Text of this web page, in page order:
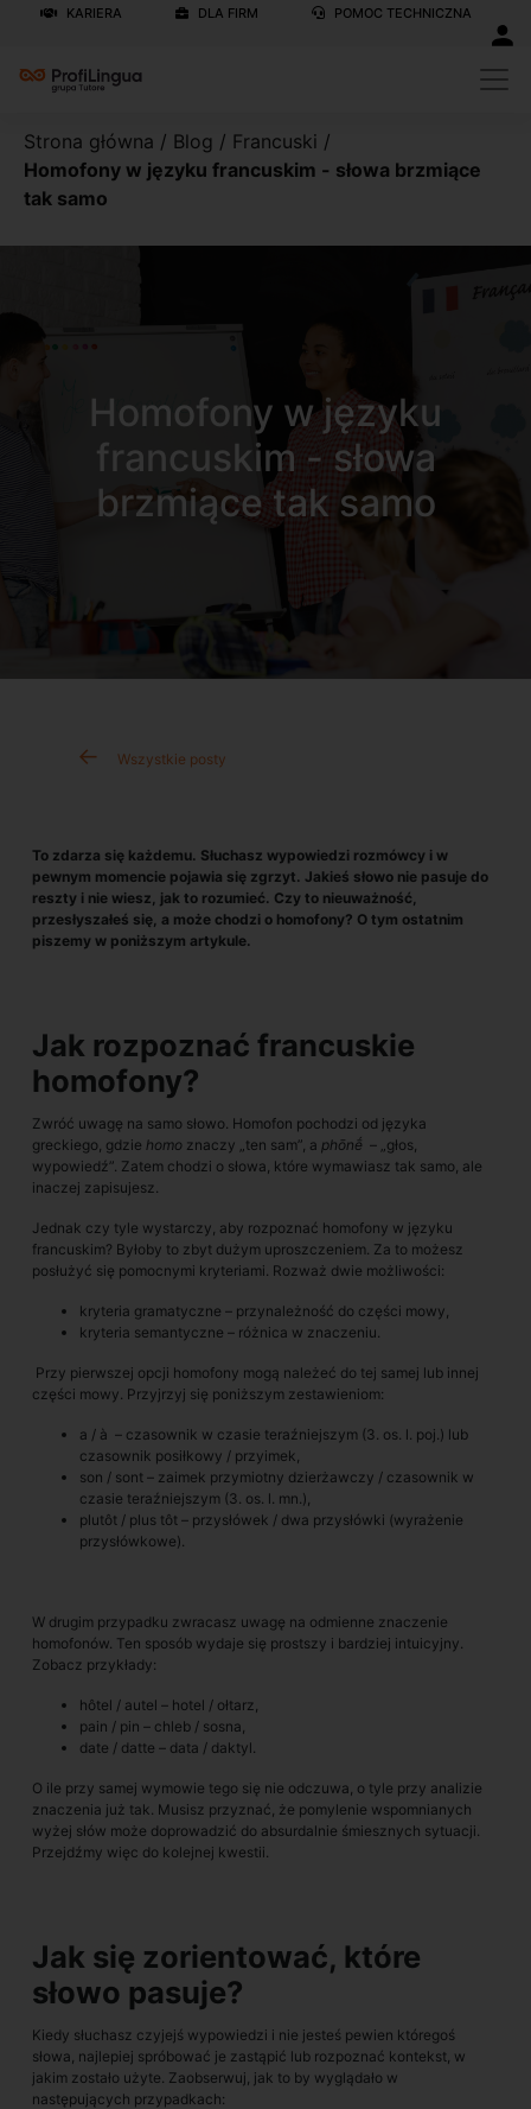
KARIERA DLA FIRM POMOC TECHNICZNA
Strona główna / Blog / Francuski /
Homofony w języku francuskim - słowa brzmiące
tak samo
Homofony w języku
francuskim - słowa
brzmiące tak samo
Wszystkie posty
To zdarza się każdemu. Słuchasz wypowiedzi rozmówcy i w
pewnym momencie pojawia się zgrzyt. Jakieś słowo nie pasuje do
reszty i nie wiesz, jak to rozumieć. Czy to nieuważność,
przesłyszałeś się, a może chodzi o homofony? O tym ostatnim
piszemy w poniższym artykule.
Jak rozpoznać francuskie
homofony?
Zwróć uwagę na samo słowo. Homofon pochodzi od języka
greckiego, gdzie homo znaczy „ten sam”, a phōnḗ – „głos,
wypowiedź”. Zatem chodzi o słowa, które wymawiasz tak samo, ale
inaczej zapisujesz.
Jednak czy tyle wystarczy, aby rozpoznać homofony w języku
francuskim? Byłoby to zbyt dużym uproszczeniem. Za to możesz
posłużyć się pomocnymi kryteriami. Rozważ dwie możliwości:
kryteria gramatyczne – przynależność do części mowy,
kryteria semantyczne – różnica w znaczeniu.
Przy pierwszej opcji homofony mogą należeć do tej samej lub innej
części mowy. Przyjrzyj się poniższym zestawieniom:
a / à – czasownik w czasie teraźniejszym (3. os. l. poj.) lub
czasownik posiłkowy / przyimek,
son / sont – zaimek przymiotny dzierżawczy / czasownik w
czasie teraźniejszym (3. os. l. mn.),
plutôt / plus tôt – przysłówek / dwa przysłówki (wyrażenie
przysłówkowe).
W drugim przypadku zwracasz uwagę na odmienne znaczenie
homofonów. Ten sposób wydaje się prostszy i bardziej intuicyjny.
Zobacz przykłady:
hôtel / autel – hotel / ołtarz,
pain / pin – chleb / sosna,
date / datte – data / daktyl.
O ile przy samej wymowie tego się nie odczuwa, o tyle przy analizie
znaczenia już tak. Musisz przyznać, że pomylenie wspomnianych
wyżej słów może doprowadzić do absurdalnie śmiesznych sytuacji.
Przejdźmy więc do kolejnej kwestii.
Jak się zorientować, które
słowo pasuje?
Kiedy słuchasz czyjejś wypowiedzi i nie jesteś pewien któregoś
słowa, najlepiej spróbować je zastąpić lub rozpoznać kontekst, w
jakim zostało użyte. Zaobserwuj, jak to by wyglądało w
następujących przypadkach: